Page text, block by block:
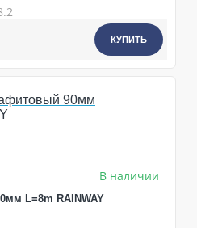
КУПИТЬ
В наличии
L=8m RAINWAY